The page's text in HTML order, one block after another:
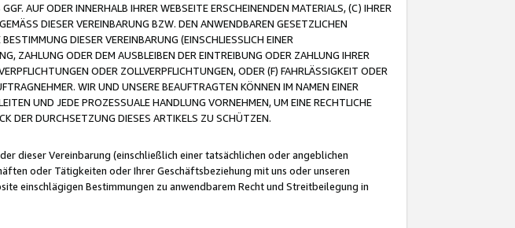
AUF ODER INNERHALB IHRER WEBSEITE ERSCHEINENDEN MATERIALS, (C) IHRER
DIESER VEREINBARUNG BZW. DEN ANWENDBAREN GESETZLICHEN
DIESER VEREINBARUNG (EINSCHLIESSLICH EINER
ZAHLUNG ODER DEM AUSBLEIBEN DER EINTREIBUNG ODER ZAHLUNG IHRER
ODER ZOLLVERPFLICHTUNGEN, ODER (F) FAHRLÄSSIGKEIT ODER
WIR UND UNSERE BEAUFTRAGTEN KÖNNEN IM NAMEN EINER
UND JEDE PROZESSUALE HANDLUNG VORNEHMEN, UM EINE RECHTLICHE
DER DURCHSETZUNG DIESES ARTIKELS ZU SCHÜTZEN.
dieser Vereinbarung (einschließlich einer tatsächlichen oder angeblichen
oder Tätigkeiten oder Ihrer Geschäftsbeziehung mit uns oder unseren
einschlägigen Bestimmungen zu anwendbarem Recht und Streitbeilegung in